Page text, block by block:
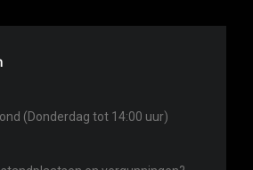
(Donderdag tot 14:00 uur)